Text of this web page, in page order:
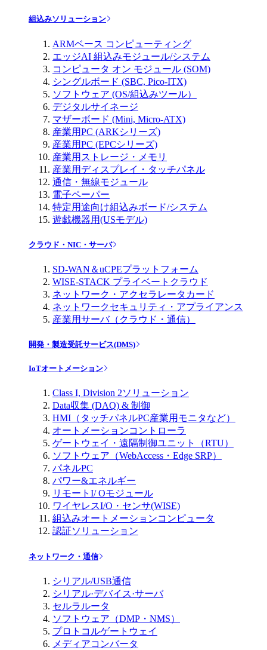
組込みソリューション
ARMベース コンピューティング
エッジAI 組込みモジュール/システム
コンピュータ オン モジュール (SOM)
シングルボード (SBC, Pico-ITX)
ソフトウェア (OS/組込みツール）
デジタルサイネージ
マザーボード (Mini, Micro-ATX)
産業用PC (ARKシリーズ)
産業用PC (EPCシリーズ)
産業用ストレージ・メモリ
産業用ディスプレイ・タッチパネル
通信・無線モジュール
電子ペーパー
特定用途向け組込みボード/システム
遊戯機器用(USモデル)
クラウド・NIC・サーバ
SD-WAN＆uCPEプラットフォーム
WISE-STACK プライベートクラウド
ネットワーク・アクセラレータカード
ネットワークセキュリティ・アプライアンス
産業用サーバ（クラウド・通信）
開発・製造受託サービス(DMS)
IoTオートメーション
Class I, Division 2ソリューション
Data収集 (DAQ) & 制御
HMI（タッチパネルPC産業用モニタなど）
オートメーションコントローラ
ゲートウェイ・遠隔制御ユニット（RTU）
ソフトウェア（WebAccess・Edge SRP）
パネルPC
パワー&エネルギー
リモートI/ Oモジュール
ワイヤレスI/O・センサ(WISE)
組込みオートメーションコンピュータ
認証ソリューション
ネットワーク・通信
シリアル/USB通信
シリアル·デバイス·サーバ
セルラルータ
ソフトウェア（DMP・NMS）
プロトコルゲートウェイ
メディアコンバータ